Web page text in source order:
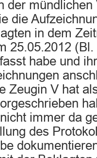
der mündlichen
die
in dem
25.05.2012
habe und
Zeugin V hat
immer da
des